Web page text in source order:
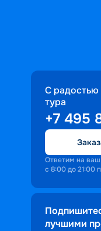
С
тура
+7 495
Ответим на
с 8:00 до 21:00
лучшими